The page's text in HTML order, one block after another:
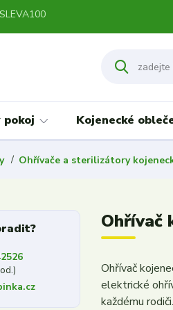
SLEVA100
pokoj Kojenecké
Ohřívače a sterilizátory
Ohřívač
Ohřívač
elektrické
každému